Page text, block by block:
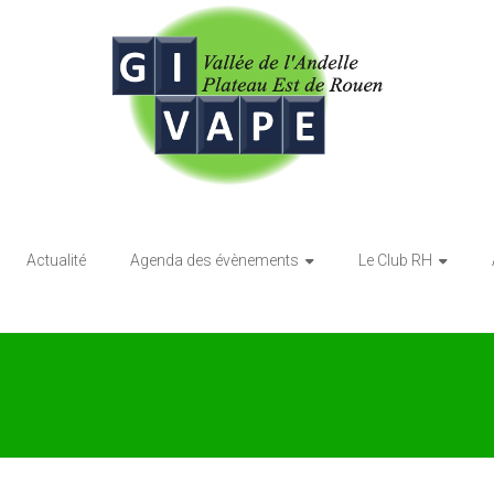
Actualité Agenda des évènements Le Club RH